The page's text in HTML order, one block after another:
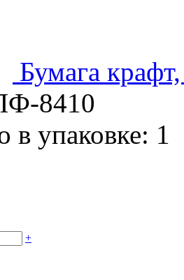
Бумага
8410
в упаковке: 1
+